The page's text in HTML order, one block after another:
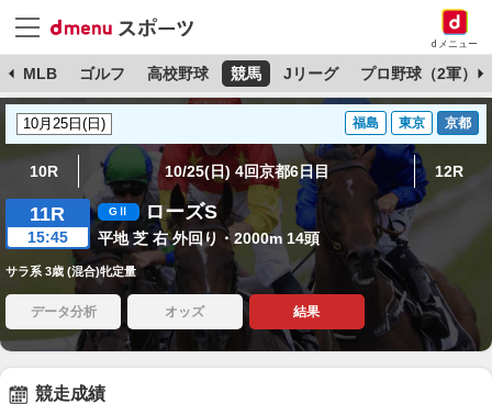
dメニュー
MLB ゴルフ 高校野球 競馬 Jリーグ プロ野球（2軍）
福島 東京 京都
10R 10/25(日) 4回京都6日目 12R
11R
15:45
ローズS
平地 芝 右 外回り・2000m 14頭
サラ系 3歳 (混合)牝定量
データ分析 オッズ 結果
競走成績